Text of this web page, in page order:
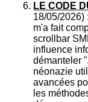
LE CODE
18/05/2026)
m'a fait
scrollbar
influence
démanteler
néonazie
avancées
les